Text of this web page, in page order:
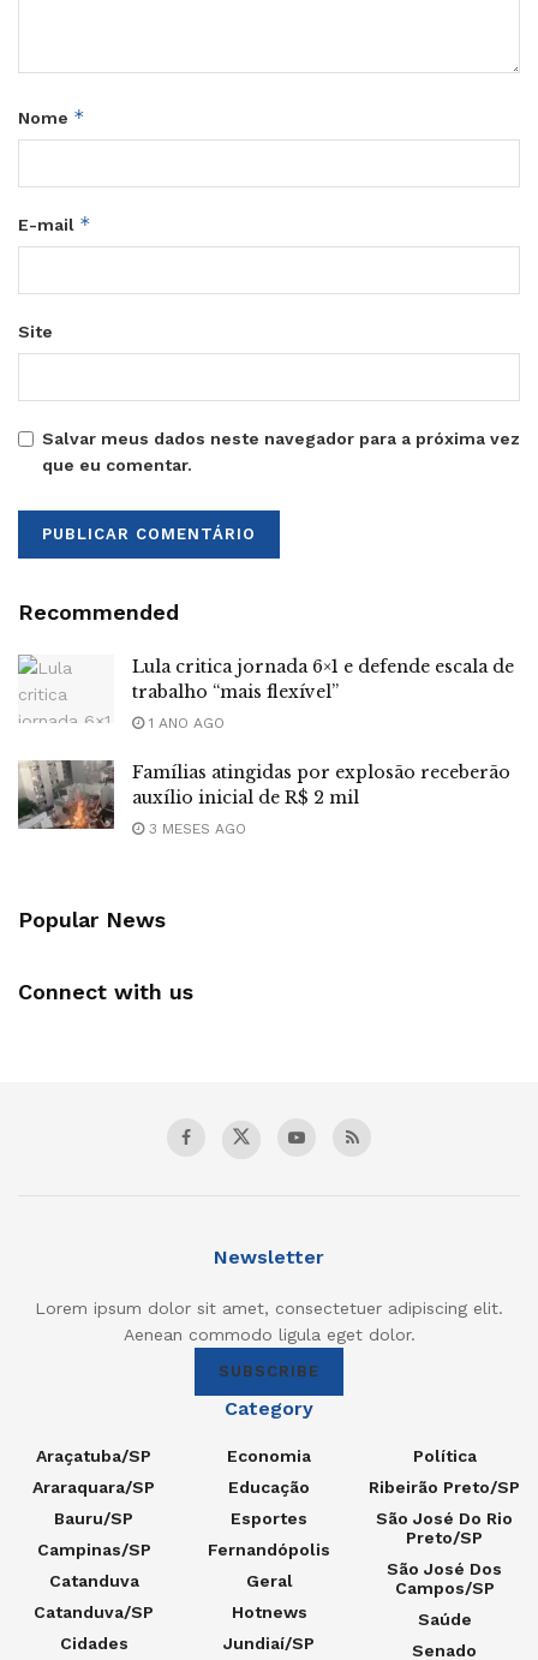
Nome *
E-mail *
Site
Salvar meus dados neste navegador para a próxima vez
que eu comentar.
Recommended
Lula critica jornada 6×1 e defende escala de
trabalho “mais flexível”
1 ANO AGO
Famílias atingidas por explosão receberão
auxílio inicial de R$ 2 mil
3 MESES AGO
Popular News
Connect with us
Newsletter
Lorem ipsum dolor sit amet, consectetuer adipiscing elit.
Aenean commodo ligula eget dolor.
SUBSCRIBE
Category
Araçatuba/SP
Araraquara/SP
Bauru/SP
Campinas/SP
Catanduva
Catanduva/SP
Cidades
Economia
Educação
Esportes
Fernandópolis
Geral
Hotnews
Jundiaí/SP
Política
Ribeirão Preto/SP
São José Do Rio
Preto/SP
São José Dos
Campos/SP
Saúde
Senado